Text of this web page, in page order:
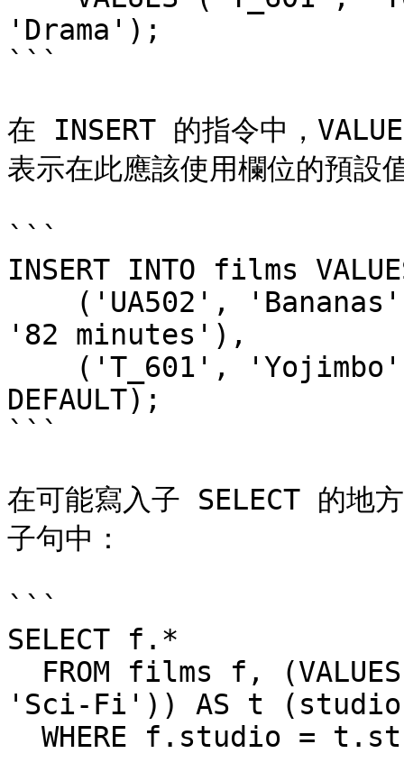
'Drama');
```
在 INSERT 的指令中，
表示在此應該使用欄位的預設
```
INSERT INTO films
'82 minutes'),
DEFAULT);
```
在可能寫入子 SELECT 的地
子句中：
```
SELECT f.*
'Sci-Fi')) AS t